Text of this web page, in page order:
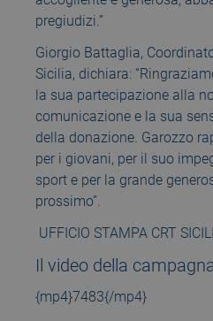
pregiudizi.”
Giorgio Battaglia,
Sicilia, dichiara:
la sua partecipazione alla
comunicazione e la sua
della donazione. Garozzo
per i giovani, per il suo
sport e per la grande
prossimo”.
UFFICIO STAMPA CRT
Il video della campagna
{mp4}7483{/mp4}